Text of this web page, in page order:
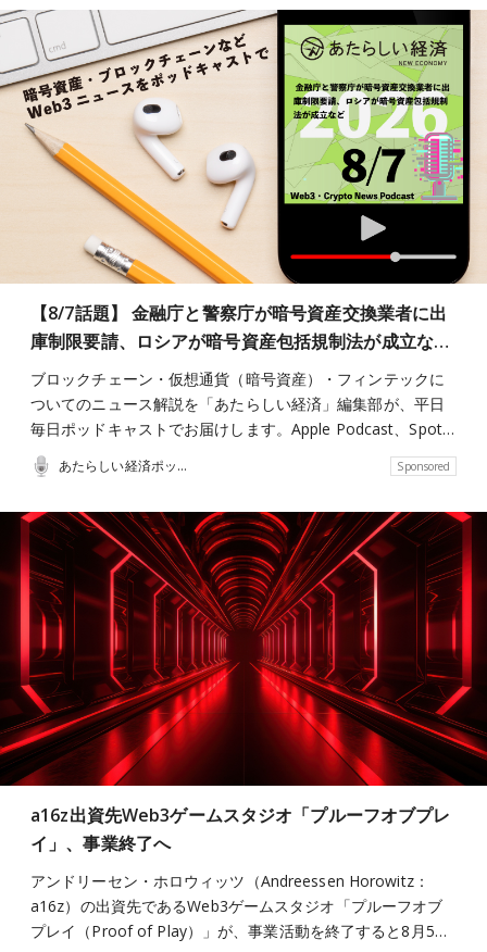
【8/7話題】 金融庁と警察庁が暗号資産交換業者に出
庫制限要請、ロシアが暗号資産包括規制法が成立な…
ブロックチェーン・仮想通貨（暗号資産）・フィンテックに
ついてのニュース解説を「あたらしい経済」編集部が、平日
毎日ポッドキャストでお届けします。Apple Podcast、Spot…
あたらしい経済ポッドキャスト Sponsored
a16z出資先Web3ゲームスタジオ「プルーフオブプレ
イ」、事業終了へ
アンドリーセン・ホロウィッツ（Andreessen Horowitz：
a16z）の出資先であるWeb3ゲームスタジオ「プルーフオブ
プレイ（Proof of Play）」が、事業活動を終了すると8月5…